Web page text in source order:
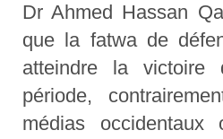
Dr Ahmed Hassan
que la fatwa de
atteindre la victoire
période,
médias occidentaux